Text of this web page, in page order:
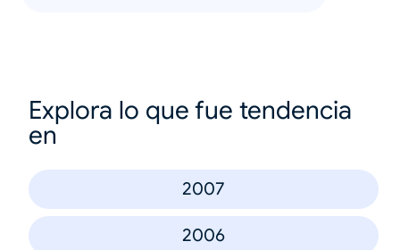
Explora lo que fue tendencia
en
2007
2006